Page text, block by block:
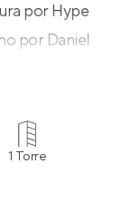
por Hype
por Daniel
salão de
1 Torre